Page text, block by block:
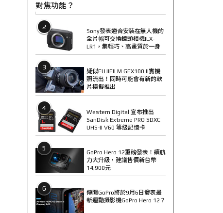
對焦功能？
2
Sony發表適合安裝在無人機的
全片幅可交換鏡頭相機ILX-
LR1，集輕巧、高畫質於一身
3
疑似FUJIFILM GFX100 II實機
照流出！同時可能會有新的軟
片模擬推出
4
Western Digital 宣布推出
SanDisk Extreme PRO SDXC
UHS-II V60 等級記憶卡
5
GoPro Hero 12重磅發表！續航
力大升級，建議售價新台幣
14,900元
6
傳聞GoPro將於9月6日發表最
新運動攝影機GoPro Hero 12？